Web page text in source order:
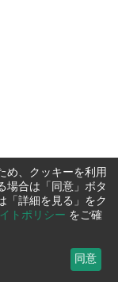
め、クッキーを利用
場合は「同意」ボタ
「詳細を見る」をク
トポリシー をご確
同意